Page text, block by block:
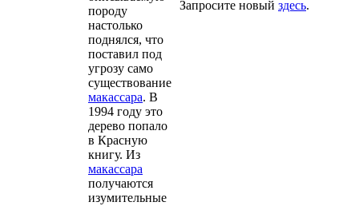
породу
настолько
поднялся, что
поставил под
угрозу само
существование
макассара. В
1994 году это
дерево попало
в Красную
книгу. Из
макассара
получаются
изумительные
Запросите новый здесь.